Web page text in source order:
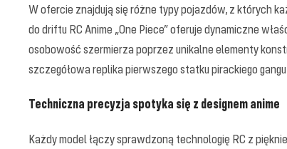
W ofercie znajdują się różne typy pojazdów, z których
do driftu RC Anime „One Piece” oferuje dynamiczne
osobowość szermierza poprzez unikalne elementy
szczegółowa replika pierwszego statku pirackiego
Techniczna precyzja spotyka się z designem anime
Każdy model łączy sprawdzoną technologię RC z